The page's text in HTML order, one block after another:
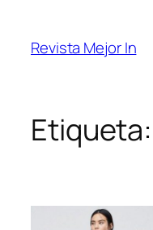
contenido
Revista Mejor In
Etiqueta: